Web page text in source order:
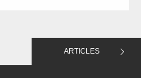
ARTICLES